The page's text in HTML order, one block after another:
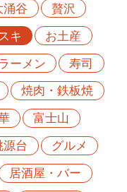
涌谷
贅沢
キ
お土産
ーメン
寿司
焼肉・鉄板焼
富士山
源台
グルメ
居酒屋・バー